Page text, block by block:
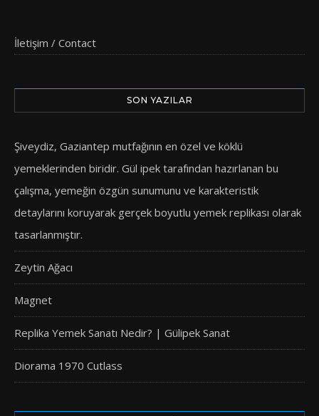
İletişim / Contact
SON YAZILAR
Şiveydiz, Gaziantep mutfağının en özel ve köklü
yemeklerinden biridir. Gül ipek tarafından hazırlanan bu
çalışma, yemeğin özgün sunumunu ve karakteristik
detaylarını koruyarak gerçek boyutlu yemek replikası olarak
tasarlanmıştır.
Zeytin Ağacı
Magnet
Replika Yemek Sanatı Nedir? | Gülipek Sanat
Diorama 1970 Cutlass